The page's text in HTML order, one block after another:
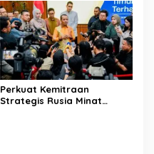
Perkuat Kemitraan
Strategis Rusia Minat